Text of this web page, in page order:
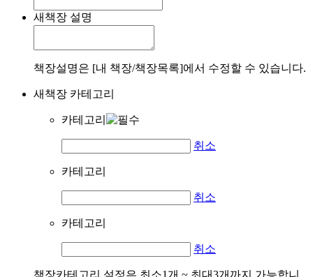
새책장 설명
책장설명은 [내 책장/책장목록]에서 수정할 수 있습니다.
새책장 카테고리
카테고리
취소
카테고리
취소
카테고리
취소